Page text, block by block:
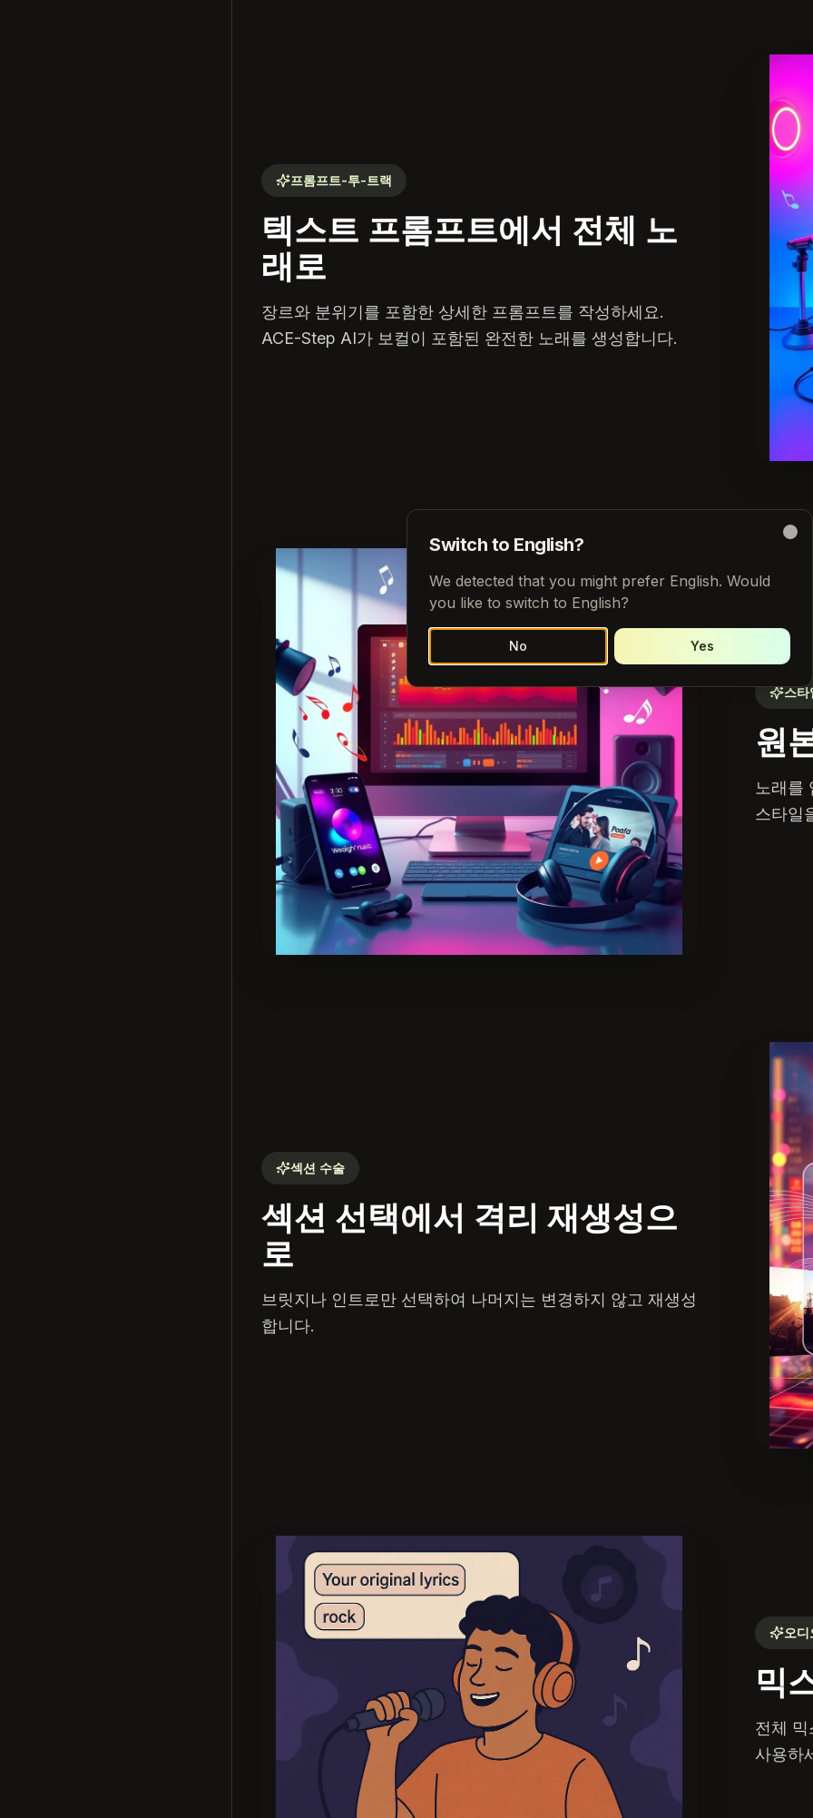
프롬프트-투-트랙
텍스트 프롬프트에서 전체 노
래로
장르와 분위기를 포함한 상세한 프롬프트를 작성하세요.
ACE-Step AI가 보컬이 포함된 완전한 노래를 생성합니다.
스타
원
노래를
스타일
섹션 수술
섹션 선택에서 격리 재생성으
로
브릿지나 인트로만 선택하여 나머지는 변경하지 않고 재생성
합니다.
오
믹
전체
사용하
Switch to English?
We detected that you might prefer English. Would
you like to switch to English?
No Yes